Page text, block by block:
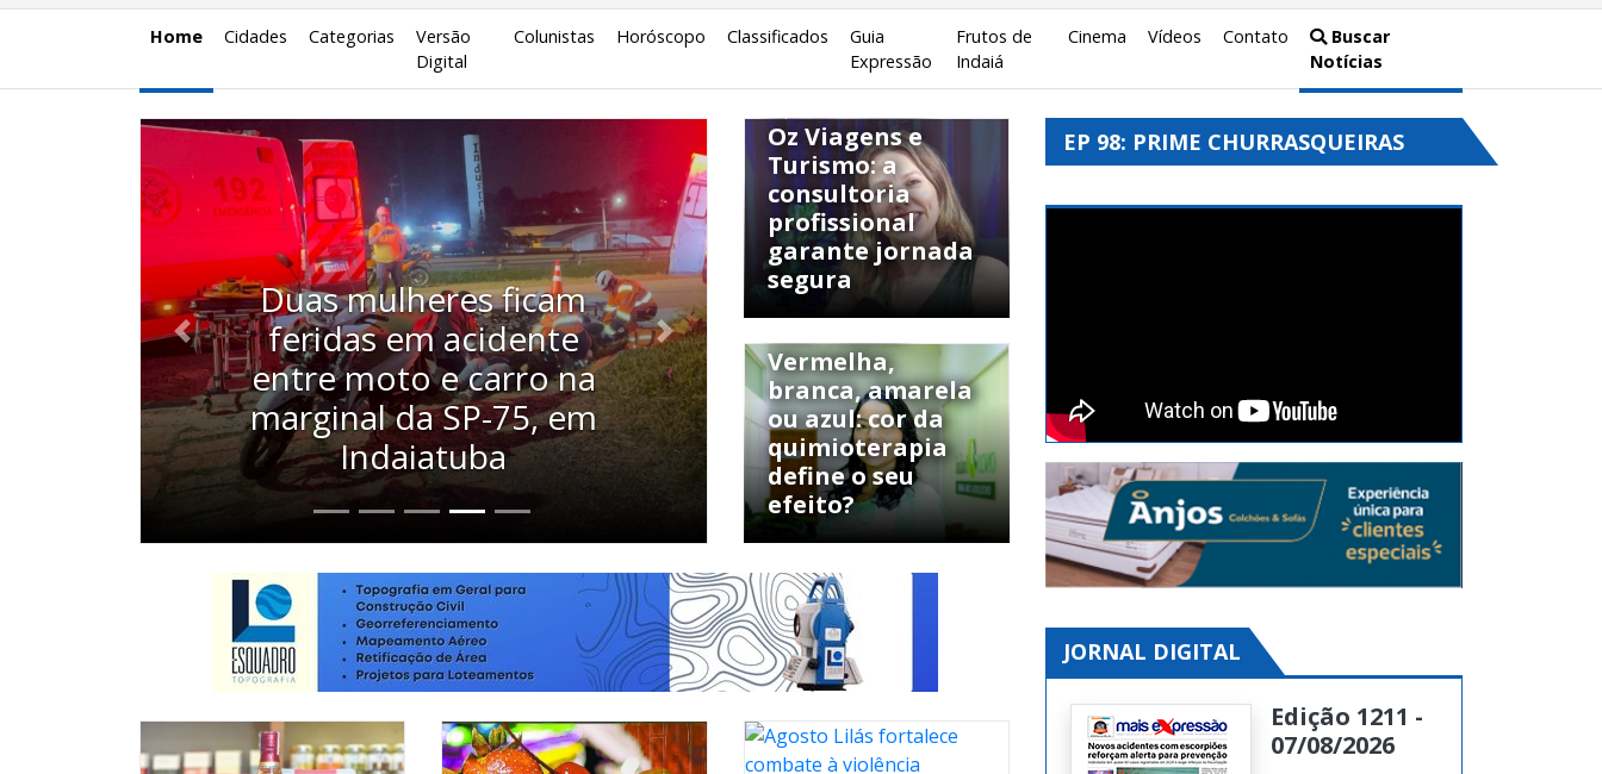
Home Cidades Categorias
Versão
Digital
Colunistas Horóscopo Classificados
Guia
Expressão
Frutos de
Indaiá
Cinema Vídeos Contato
Buscar
Notícias
Motorista morre após
carro atingir pedágio de
Jaguariúna e derrubar
parte da estrutura
Anterior Próximo
Oz Viagens e
Turismo: a
consultoria
profissional
garante jornada
segura
Vermelha,
branca, amarela
ou azul: cor da
quimioterapia
define o seu
efeito?
EP 98: PRIME CHURRASQUEIRAS
JORNAL DIGITAL
Edição 1211 -
07/08/2026